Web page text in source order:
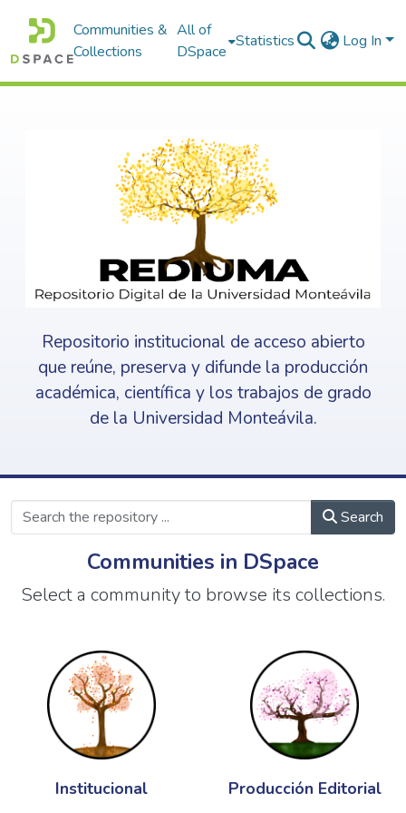
Communities &
Collections
All of
DSpace
Statistics Log In
Repositorio institucional de acceso abierto
que reúne, preserva y difunde la producción
académica, científica y los trabajos de grado
de la Universidad Monteávila.
Search
Communities in DSpace
Select a community to browse its collections.
Institucional Producción Editorial